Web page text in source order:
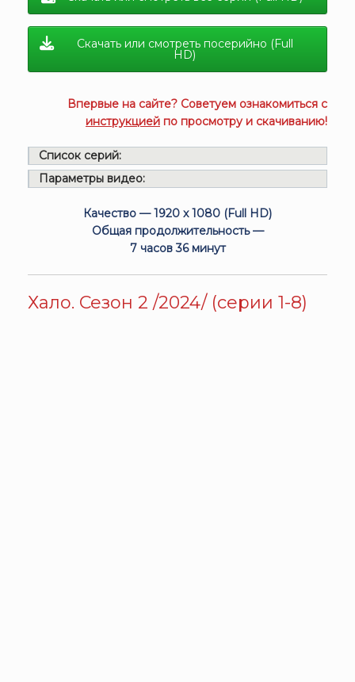
Скачать или смотреть посерийно (Full
HD)
Впервые на сайте? Советуем ознакомиться с
инструкцией по просмотру и скачиванию!
Список серий:
Параметры видео:
Качество — 1920 x 1080 (Full HD)
Общая продолжительность —
7 часов 36 минут
Хало. Сезон 2 /2024/ (серии 1-8)